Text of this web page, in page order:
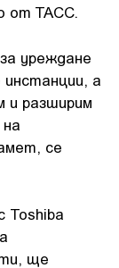
от ТАСС.
уреждане
а
и разширим
се
Toshiba
ще